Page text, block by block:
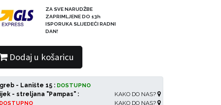
ZA SVE NARUDŽBE
ZAPRIMLJENE DO 13h
ISPORUKA SLIJEDEĆI RADNI
DAN!
Dodaj u košaricu
- Lanište 15 : DOSTUPNO
KAKO DO NAS?
- streljana "Pampas" :
KAKO DO NAS?